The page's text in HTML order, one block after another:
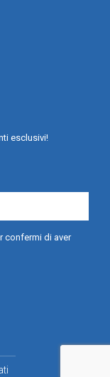
esclusivi!
confermi di aver